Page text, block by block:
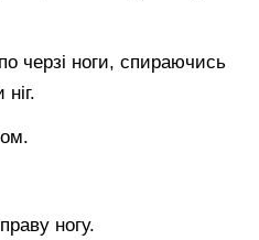
черзі ноги, спираючись
ногу.